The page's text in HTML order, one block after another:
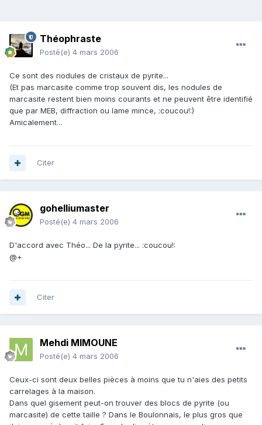
Théophraste
Posté(e) 4 mars 2006
Ce sont des nodules de cristaux de pyrite...
(Et pas marcasite comme trop souvent dis, les nodules de
marcasite restent bien moins courants et ne peuvent être identifié
que par MEB, diffraction ou lame mince, :coucou!:)
Amicalement...
Citer
gohelliumaster
Posté(e) 4 mars 2006
D'accord avec Théo... De la pyrite... :coucou!:
@+
Citer
Mehdi MIMOUNE
Posté(e) 4 mars 2006
Ceux-ci sont deux belles pièces à moins que tu n'aies des petits
carrelages à la maison.
Dans quel gisement peut-on trouver des blocs de pyrite (ou
marcasite) de cette taille ? Dans le Boulonnais, le plus gros que